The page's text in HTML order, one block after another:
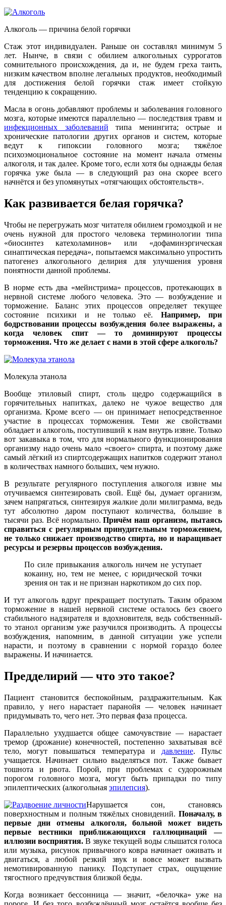
Алкоголь — причина белой горячки
Стаж этот индивидуален. Раньше он составлял минимум 5
лет. Нынче, в связи с обилием алкогольных суррогатов
сомнительного происхождения, да и, не будем греха таить,
низким качеством вполне легальных продуктов, необходимый
для достижения белой горячки стаж имеет стойкую
тенденцию к сокращению.
Масла в огонь добавляют проблемы и заболевания головного
мозга, которые имеются параллельно — последствия травм и
инфекционных заболеваний типа менингита; острые и
хронические патологии других органов и систем, которые
ведут к гипоксии головного мозга; тяжёлое
психоэмоциональное состояние на момент начала отмены
алкоголя, и так далее. Кроме того, если хотя бы однажды белая
горячка уже была — в следующий раз она скорее всего
начнётся и без упомянутых «отягчающих обстоятельств».
Как развивается белая горячка?
Чтобы не перегружать мозг читателя обилием громоздкой и не
очень нужной для простого человека терминологии типа
«биосинтез катехоламинов» или «дофаминэргическая
синаптическая передача», попытаемся максимально упростить
патогенез алкогольного делирия для улучшения уровня
понятности данной проблемы.
В норме есть два «мейнстрима» процессов, протекающих в
нервной системе любого человека. Это — возбуждение и
торможение. Баланс этих процессов определяет текущее
состояние психики и не только её.Например, при
бодрствовании процессы возбуждения более выражены, а
когда человек спит — то доминируют процессы
торможения. Что же делает с нами в этой сфере алкоголь?
Молекула этанола
Вообще этиловый спирт, столь щедро содержащийся в
горячительных напитках, далеко не чужое вещество для
организма. Кроме всего — он принимает непосредственное
участие в процессах торможения. Теми же свойствами
обладает и алкоголь, поступивший к нам внутрь извне. Только
вот закавыка в том, что для нормального функционирования
организму надо очень мало «своего» спирта, и поэтому даже
самый лёгкий из спиртсодержащих напитков содержит этанол
в количествах намного больших, чем нужно.
В результате регулярного поступления алкоголя извне мы
отучиваемся синтезировать свой. Ещё бы, думает организм,
зачем напрягаться, синтезируя жалкие доли милиграмма, ведь
тут абсолютно даром поступают количества, большие в
тысячи раз. Всё нормально.Причём наш организм, пытаясь
справиться с регулярным принудительным торможением,
не только снижает производство спирта, но и наращивает
ресурсы и резервы процессов возбуждения.
По силе привыкания алкоголь ничем не уступает
кокаину, но, тем не менее, с юридической точки
зрения он так и не признан наркотиком до сих пор.
И тут алкоголь вдруг прекращает поступать. Таким образом
торможение в нашей нервной системе осталось без своего
стабильного надзирателя и вдохновителя, ведь собственный-
то этанол организм уже разучился производить. А процессы
возбуждения, напомним, в данной ситуации уже успели
нарасти, и поэтому в сравнении с нормой гораздо более
выражены. И начинается.
Предделирий — что это такое?
Пациент становится беспокойным, раздражительным. Как
правило, у него нарастает паранойя — человек начинает
придумывать то, чего нет. Это первая фаза процесса.
Параллельно ухудшается общее самочувствие — нарастает
тремор (дрожание) конечностей, постепенно захватывая всё
тело, могут повышаться температура и давление. Пульс
учащается. Начинает сильно выделяться пот. Также бывает
тошнота и рвота. Порой, при проблемах с судорожным
порогом головного мозга, могут быть припадки по типу
эпилептических (алкогольная эпилепсия).
Нарушается сон, становясь
поверхностным и полным тяжёлых сновидений. Поначалу, в
первые дни отмены алкоголя, больной может видеть
первые вестники приближающихся галлюцинаций —
иллюзии восприятия. В звуке текущей воды слышатся голоса
или музыка, рисунок привычного ковра начинает оживать и
двигаться, а любой резкий звук и вовсе может вызвать
немотивированную панику. Подступает страх, ощущение
тягостного предчувствия близкой беды.
Когда возникает бессонница — значит, «белочка» уже на